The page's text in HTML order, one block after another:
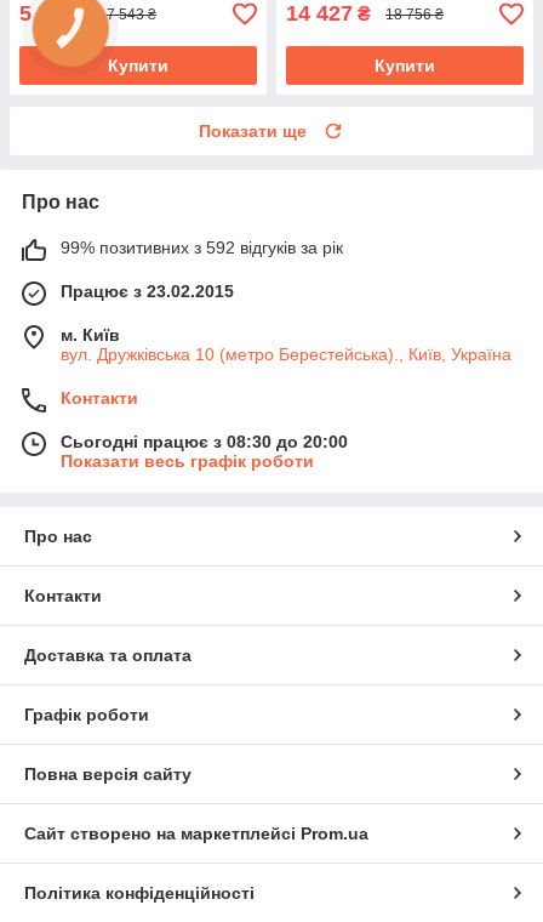
5 802₴ 7 543 ₴
Купити
14 427 ₴ 18 756 ₴
Купити
Показати ще
Про нас
99% позитивних з 592 відгуків за рік
Працює з 23.02.2015
м. Київ
вул. Дружківська 10 (метро Берестейська)., Київ, Україна
Контакти
Сьогодні працює з 08:30 до 20:00
Показати весь графік роботи
Про нас
Контакти
Доставка та оплата
Графік роботи
Повна версія сайту
Сайт створено на маркетплейсі Prom.ua
Політика конфіденційності